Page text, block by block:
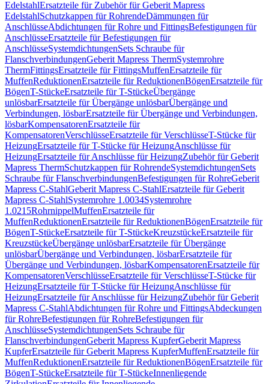
EdelstahlErsatzteile für Zubehör für Geberit Mapress
EdelstahlSchutzkappen für RohrendeDämmungen für
AnschlüsseAbdichtungen für Rohre und FittingsBefestigungen für
AnschlüsseErsatzteile für Befestigungen für
AnschlüsseSystemdichtungenSets Schraube für
FlanschverbindungenGeberit Mapress ThermSystemrohre
ThermFittingsErsatzteile für FittingsMuffenErsatzteile für
MuffenReduktionenErsatzteile für ReduktionenBögenErsatzteile für
BögenT-StückeErsatzteile für T-StückeÜbergänge
unlösbarErsatzteile für Übergänge unlösbarÜbergänge und
Verbindungen, lösbarErsatzteile für Übergänge und Verbindungen,
lösbarKompensatorenErsatzteile für
KompensatorenVerschlüsseErsatzteile für VerschlüsseT-Stücke für
HeizungErsatzteile für T-Stücke für HeizungAnschlüsse für
HeizungErsatzteile für Anschlüsse für HeizungZubehör für Geberit
Mapress ThermSchutzkappen für RohrendeSystemdichtungenSets
Schraube für FlanschverbindungenBefestigungen für RohreGeberit
Mapress C-StahlGeberit Mapress C-StahlErsatzteile für Geberit
Mapress C-StahlSystemrohre 1.0034Systemrohre
1.0215RohrnippelMuffenErsatzteile für
MuffenReduktionenErsatzteile für ReduktionenBögenErsatzteile für
BögenT-StückeErsatzteile für T-StückeKreuzstückeErsatzteile für
KreuzstückeÜbergänge unlösbarErsatzteile für Übergänge
unlösbarÜbergänge und Verbindungen, lösbarErsatzteile für
Übergänge und Verbindungen, lösbarKompensatorenErsatzteile für
KompensatorenVerschlüsseErsatzteile für VerschlüsseT-Stücke für
HeizungErsatzteile für T-Stücke für HeizungAnschlüsse für
HeizungErsatzteile für Anschlüsse für HeizungZubehör für Geberit
Mapress C-StahlAbdichtungen für Rohre und FittingsAbdeckungen
für RohreBefestigungen für RohreBefestigungen für
AnschlüsseSystemdichtungenSets Schraube für
FlanschverbindungenGeberit Mapress KupferGeberit Mapress
KupferErsatzteile für Geberit Mapress KupferMuffenErsatzteile für
MuffenReduktionenErsatzteile für ReduktionenBögenErsatzteile für
BögenT-StückeErsatzteile für T-StückeInnenliegende